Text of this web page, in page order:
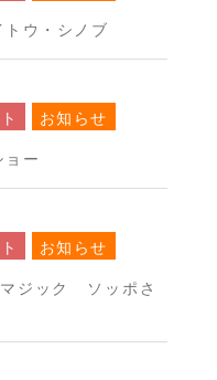
ウ・シノブ
お知らせ
ョー
お知らせ
ジック ソッポさ